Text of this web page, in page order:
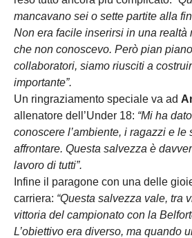
mancavano sei o sette partite alla
Non era facile inserirsi in una realtà
che non conoscevo. Però pian
collaboratori, siamo riusciti a
importante”.
Un ringraziamento speciale va ad
allenatore dell’Under 18: “Mi ha
conoscere l’ambiente, i ragazzi e le
affrontare. Questa salvezza è
lavoro di tutti”.
Infine il paragone con una delle
carriera: “Questa salvezza vale, tra
vittoria del campionato con la
L’obiettivo era diverso, ma quando